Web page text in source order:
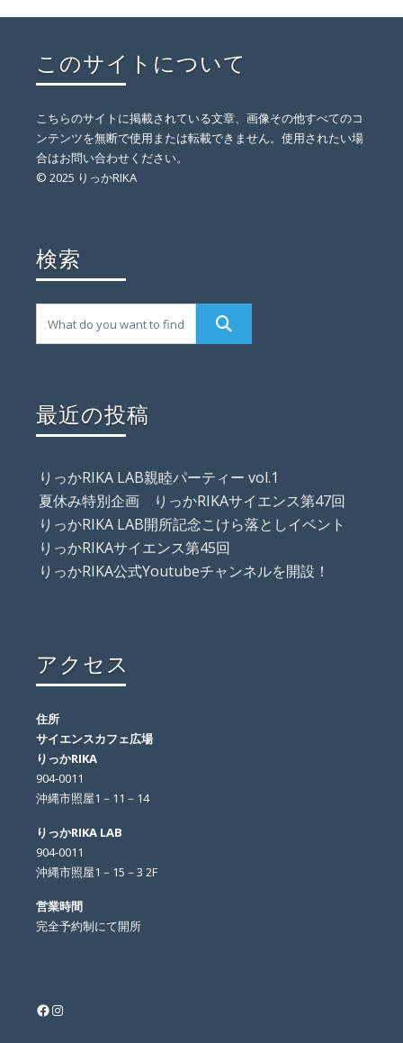
このサイトについて
こちらのサイトに掲載されている文章、画像その他すべてのコ
ンテンツを無断で使用または転載できません。使用されたい場
合はお問い合わせください。
© 2025 りっかRIKA
検索
最近の投稿
りっかRIKA LAB親睦パーティー vol.1
夏休み特別企画 りっかRIKAサイエンス第47回
りっかRIKA LAB開所記念こけら落としイベント
りっかRIKAサイエンス第45回
りっかRIKA公式Youtubeチャンネルを開設！
アクセス
住所
サイエンスカフェ広場
りっかRIKA
904-0011
沖縄市照屋1－11－14
りっかRIKA LAB
904-0011
沖縄市照屋1－15－3 2F
営業時間
完全予約制にて開所
Facebook
Instagram